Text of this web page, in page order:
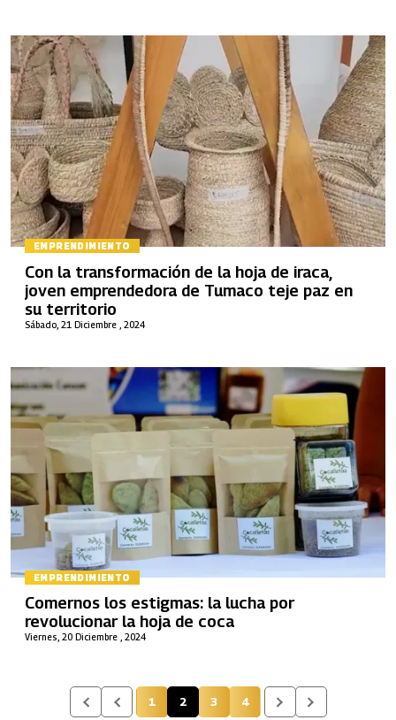
EMPRENDIMIENTO
Sábado, 21 Diciembre , 2024
Con la transformación de la hoja de iraca,
joven emprendedora de Tumaco teje paz en
su territorio
EMPRENDIMIENTO
Viernes, 20 Diciembre , 2024
Comernos los estigmas: la lucha por
revolucionar la hoja de coca
Página
1 Página actual
2 Página
3 Página
4